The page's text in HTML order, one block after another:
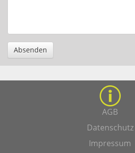
Absenden
AGB
Datenschutz
Impressum